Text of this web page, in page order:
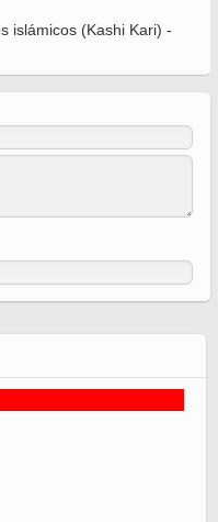
islámicos (Kashi Kari) -